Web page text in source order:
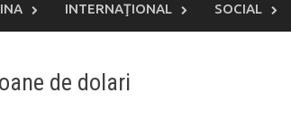
INTERNAŢIONAL SOCIAL
de dolari